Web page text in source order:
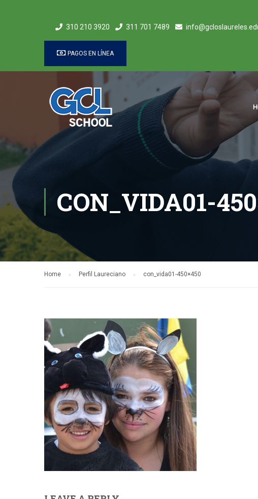
310 210 3920 311 701 7489
PAGOS EN LÍNEA
CON_VIDA01-
Home Perfil Laureciano con_vida01-450×450